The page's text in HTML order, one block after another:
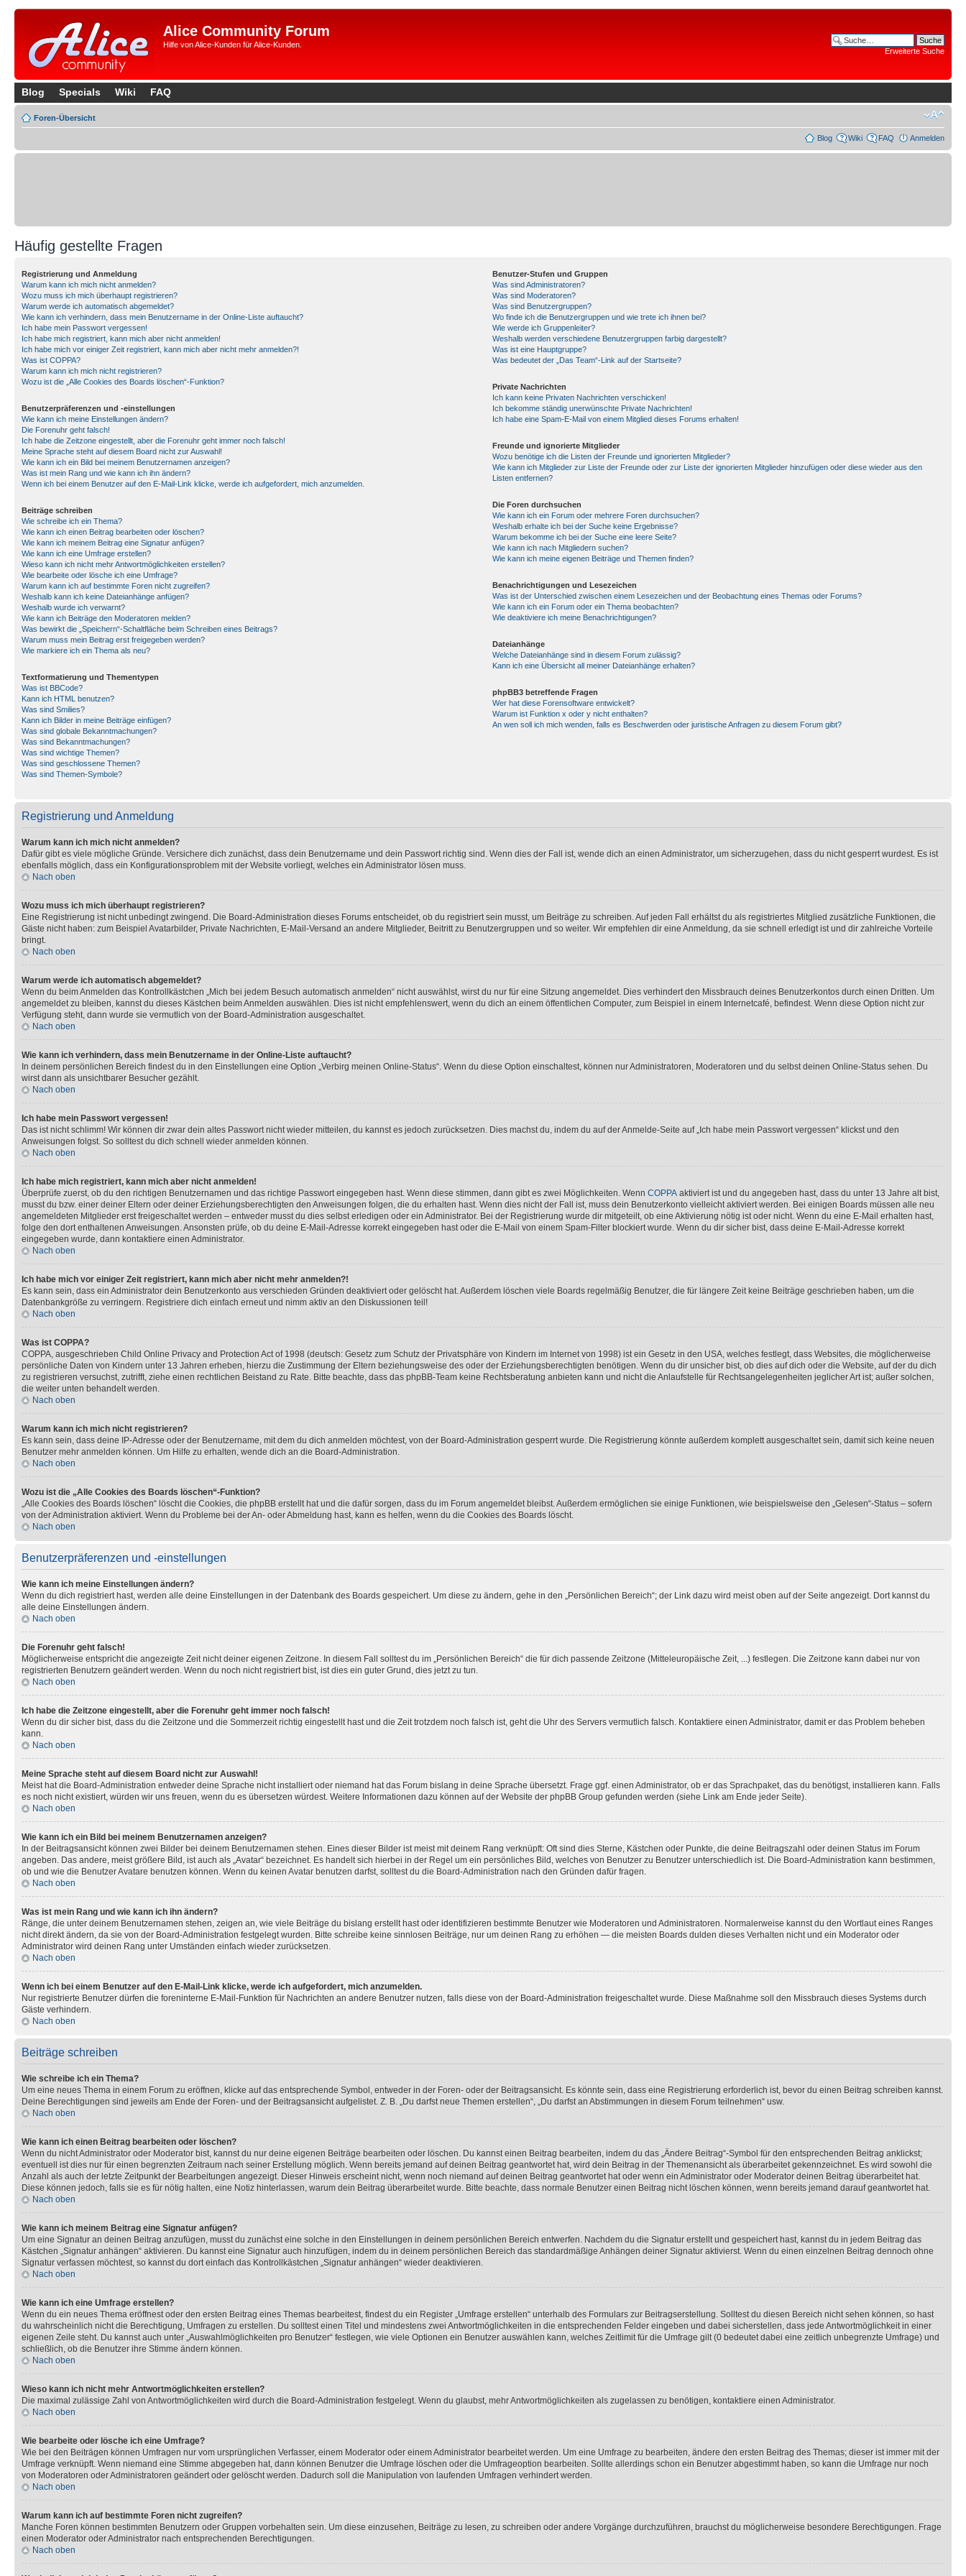
Alice Community Forum
Hilfe von Alice-Kunden für Alice-Kunden.
Erweiterte Suche
Blog Specials Wiki FAQ
Foren-Übersicht
Blog Wiki FAQ Anmelden
Häufig gestellte Fragen
Registrierung und Anmeldung
Warum kann ich mich nicht anmelden?
Wozu muss ich mich überhaupt registrieren?
Warum werde ich automatisch abgemeldet?
Wie kann ich verhindern, dass mein Benutzername in der Online-Liste auftaucht?
Ich habe mein Passwort vergessen!
Ich habe mich registriert, kann mich aber nicht anmelden!
Ich habe mich vor einiger Zeit registriert, kann mich aber nicht mehr anmelden?!
Was ist COPPA?
Warum kann ich mich nicht registrieren?
Wozu ist die „Alle Cookies des Boards löschen“-Funktion?
Benutzerpräferenzen und -einstellungen
Wie kann ich meine Einstellungen ändern?
Die Forenuhr geht falsch!
Ich habe die Zeitzone eingestellt, aber die Forenuhr geht immer noch falsch!
Meine Sprache steht auf diesem Board nicht zur Auswahl!
Wie kann ich ein Bild bei meinem Benutzernamen anzeigen?
Was ist mein Rang und wie kann ich ihn ändern?
Wenn ich bei einem Benutzer auf den E-Mail-Link klicke, werde ich aufgefordert, mich anzumelden.
Beiträge schreiben
Wie schreibe ich ein Thema?
Wie kann ich einen Beitrag bearbeiten oder löschen?
Wie kann ich meinem Beitrag eine Signatur anfügen?
Wie kann ich eine Umfrage erstellen?
Wieso kann ich nicht mehr Antwortmöglichkeiten erstellen?
Wie bearbeite oder lösche ich eine Umfrage?
Warum kann ich auf bestimmte Foren nicht zugreifen?
Weshalb kann ich keine Dateianhänge anfügen?
Weshalb wurde ich verwarnt?
Wie kann ich Beiträge den Moderatoren melden?
Was bewirkt die „Speichern“-Schaltfläche beim Schreiben eines Beitrags?
Warum muss mein Beitrag erst freigegeben werden?
Wie markiere ich ein Thema als neu?
Textformatierung und Thementypen
Was ist BBCode?
Kann ich HTML benutzen?
Was sind Smilies?
Kann ich Bilder in meine Beiträge einfügen?
Was sind globale Bekanntmachungen?
Was sind Bekanntmachungen?
Was sind wichtige Themen?
Was sind geschlossene Themen?
Was sind Themen-Symbole?
Benutzer-Stufen und Gruppen
Was sind Administratoren?
Was sind Moderatoren?
Was sind Benutzergruppen?
Wo finde ich die Benutzergruppen und wie trete ich ihnen bei?
Wie werde ich Gruppenleiter?
Weshalb werden verschiedene Benutzergruppen farbig dargestellt?
Was ist eine Hauptgruppe?
Was bedeutet der „Das Team“-Link auf der Startseite?
Private Nachrichten
Ich kann keine Privaten Nachrichten verschicken!
Ich bekomme ständig unerwünschte Private Nachrichten!
Ich habe eine Spam-E-Mail von einem Mitglied dieses Forums erhalten!
Freunde und ignorierte Mitglieder
Wozu benötige ich die Listen der Freunde und ignorierten Mitglieder?
Wie kann ich Mitglieder zur Liste der Freunde oder zur Liste der ignorierten Mitglieder hinzufügen oder diese wieder aus den
Listen entfernen?
Die Foren durchsuchen
Wie kann ich ein Forum oder mehrere Foren durchsuchen?
Weshalb erhalte ich bei der Suche keine Ergebnisse?
Warum bekomme ich bei der Suche eine leere Seite?
Wie kann ich nach Mitgliedern suchen?
Wie kann ich meine eigenen Beiträge und Themen finden?
Benachrichtigungen und Lesezeichen
Was ist der Unterschied zwischen einem Lesezeichen und der Beobachtung eines Themas oder Forums?
Wie kann ich ein Forum oder ein Thema beobachten?
Wie deaktiviere ich meine Benachrichtigungen?
Dateianhänge
Welche Dateianhänge sind in diesem Forum zulässig?
Kann ich eine Übersicht all meiner Dateianhänge erhalten?
phpBB3 betreffende Fragen
Wer hat diese Forensoftware entwickelt?
Warum ist Funktion x oder y nicht enthalten?
An wen soll ich mich wenden, falls es Beschwerden oder juristische Anfragen zu diesem Forum gibt?
Registrierung und Anmeldung
Warum kann ich mich nicht anmelden?
Dafür gibt es viele mögliche Gründe. Versichere dich zunächst, dass dein Benutzername und dein Passwort richtig sind. Wenn dies der Fall ist, wende dich an einen Administrator, um sicherzugehen, dass du nicht gesperrt wurdest. Es ist
ebenfalls möglich, dass ein Konfigurationsproblem mit der Website vorliegt, welches ein Administrator lösen muss.
Nach oben
Wozu muss ich mich überhaupt registrieren?
Eine Registrierung ist nicht unbedingt zwingend. Die Board-Administration dieses Forums entscheidet, ob du registriert sein musst, um Beiträge zu schreiben. Auf jeden Fall erhältst du als registriertes Mitglied zusätzliche Funktionen, die
Gäste nicht haben: zum Beispiel Avatarbilder, Private Nachrichten, E-Mail-Versand an andere Mitglieder, Beitritt zu Benutzergruppen und so weiter. Wir empfehlen dir eine Anmeldung, da sie schnell erledigt ist und dir zahlreiche Vorteile
bringt.
Nach oben
Warum werde ich automatisch abgemeldet?
Wenn du beim Anmelden das Kontrollkästchen „Mich bei jedem Besuch automatisch anmelden“ nicht auswählst, wirst du nur für eine Sitzung angemeldet. Dies verhindert den Missbrauch deines Benutzerkontos durch einen Dritten. Um
angemeldet zu bleiben, kannst du dieses Kästchen beim Anmelden auswählen. Dies ist nicht empfehlenswert, wenn du dich an einem öffentlichen Computer, zum Beispiel in einem Internetcafé, befindest. Wenn diese Option nicht zur
Verfügung steht, dann wurde sie vermutlich von der Board-Administration ausgeschaltet.
Nach oben
Wie kann ich verhindern, dass mein Benutzername in der Online-Liste auftaucht?
In deinem persönlichen Bereich findest du in den Einstellungen eine Option „Verbirg meinen Online-Status“. Wenn du diese Option einschaltest, können nur Administratoren, Moderatoren und du selbst deinen Online-Status sehen. Du
wirst dann als unsichtbarer Besucher gezählt.
Nach oben
Ich habe mein Passwort vergessen!
Das ist nicht schlimm! Wir können dir zwar dein altes Passwort nicht wieder mitteilen, du kannst es jedoch zurücksetzen. Dies machst du, indem du auf der Anmelde-Seite auf „Ich habe mein Passwort vergessen“ klickst und den
Anweisungen folgst. So solltest du dich schnell wieder anmelden können.
Nach oben
Ich habe mich registriert, kann mich aber nicht anmelden!
Überprüfe zuerst, ob du den richtigen Benutzernamen und das richtige Passwort eingegeben hast. Wenn diese stimmen, dann gibt es zwei Möglichkeiten. Wenn COPPA aktiviert ist und du angegeben hast, dass du unter 13 Jahre alt bist,
musst du bzw. einer deiner Eltern oder deiner Erziehungsberechtigten den Anweisungen folgen, die du erhalten hast. Wenn dies nicht der Fall ist, muss dein Benutzerkonto vielleicht aktiviert werden. Bei einigen Boards müssen alle neu
angemeldeten Mitglieder erst freigeschaltet werden – entweder musst du dies selbst erledigen oder ein Administrator. Bei der Registrierung wurde dir mitgeteilt, ob eine Aktivierung nötig ist oder nicht. Wenn du eine E-Mail erhalten hast,
folge den dort enthaltenen Anweisungen. Ansonsten prüfe, ob du deine E-Mail-Adresse korrekt eingegeben hast oder die E-Mail von einem Spam-Filter blockiert wurde. Wenn du dir sicher bist, dass deine E-Mail-Adresse korrekt
eingegeben wurde, dann kontaktiere einen Administrator.
Nach oben
Ich habe mich vor einiger Zeit registriert, kann mich aber nicht mehr anmelden?!
Es kann sein, dass ein Administrator dein Benutzerkonto aus verschieden Gründen deaktiviert oder gelöscht hat. Außerdem löschen viele Boards regelmäßig Benutzer, die für längere Zeit keine Beiträge geschrieben haben, um die
Datenbankgröße zu verringern. Registriere dich einfach erneut und nimm aktiv an den Diskussionen teil!
Nach oben
Was ist COPPA?
COPPA, ausgeschrieben Child Online Privacy and Protection Act of 1998 (deutsch: Gesetz zum Schutz der Privatsphäre von Kindern im Internet von 1998) ist ein Gesetz in den USA, welches festlegt, dass Websites, die möglicherweise
persönliche Daten von Kindern unter 13 Jahren erheben, hierzu die Zustimmung der Eltern beziehungsweise des oder der Erziehungsberechtigten benötigen. Wenn du dir unsicher bist, ob dies auf dich oder die Website, auf der du dich
zu registrieren versuchst, zutrifft, ziehe einen rechtlichen Beistand zu Rate. Bitte beachte, dass das phpBB-Team keine Rechtsberatung anbieten kann und nicht die Anlaufstelle für Rechtsangelegenheiten jeglicher Art ist; außer solchen,
die weiter unten behandelt werden.
Nach oben
Warum kann ich mich nicht registrieren?
Es kann sein, dass deine IP-Adresse oder der Benutzername, mit dem du dich anmelden möchtest, von der Board-Administration gesperrt wurde. Die Registrierung könnte außerdem komplett ausgeschaltet sein, damit sich keine neuen
Benutzer mehr anmelden können. Um Hilfe zu erhalten, wende dich an die Board-Administration.
Nach oben
Wozu ist die „Alle Cookies des Boards löschen“-Funktion?
„Alle Cookies des Boards löschen“ löscht die Cookies, die phpBB erstellt hat und die dafür sorgen, dass du im Forum angemeldet bleibst. Außerdem ermöglichen sie einige Funktionen, wie beispielsweise den „Gelesen“-Status – sofern
von der Administration aktiviert. Wenn du Probleme bei der An- oder Abmeldung hast, kann es helfen, wenn du die Cookies des Boards löscht.
Nach oben
Benutzerpräferenzen und -einstellungen
Wie kann ich meine Einstellungen ändern?
Wenn du dich registriert hast, werden alle deine Einstellungen in der Datenbank des Boards gespeichert. Um diese zu ändern, gehe in den „Persönlichen Bereich“; der Link dazu wird meist oben auf der Seite angezeigt. Dort kannst du
alle deine Einstellungen ändern.
Nach oben
Die Forenuhr geht falsch!
Möglicherweise entspricht die angezeigte Zeit nicht deiner eigenen Zeitzone. In diesem Fall solltest du im „Persönlichen Bereich“ die für dich passende Zeitzone (Mitteleuropäische Zeit, ...) festlegen. Die Zeitzone kann dabei nur von
registrierten Benutzern geändert werden. Wenn du noch nicht registriert bist, ist dies ein guter Grund, dies jetzt zu tun.
Nach oben
Ich habe die Zeitzone eingestellt, aber die Forenuhr geht immer noch falsch!
Wenn du dir sicher bist, dass du die Zeitzone und die Sommerzeit richtig eingestellt hast und die Zeit trotzdem noch falsch ist, geht die Uhr des Servers vermutlich falsch. Kontaktiere einen Administrator, damit er das Problem beheben
kann.
Nach oben
Meine Sprache steht auf diesem Board nicht zur Auswahl!
Meist hat die Board-Administration entweder deine Sprache nicht installiert oder niemand hat das Forum bislang in deine Sprache übersetzt. Frage ggf. einen Administrator, ob er das Sprachpaket, das du benötigst, installieren kann. Falls
es noch nicht existiert, würden wir uns freuen, wenn du es übersetzen würdest. Weitere Informationen dazu können auf der Website der phpBB Group gefunden werden (siehe Link am Ende jeder Seite).
Nach oben
Wie kann ich ein Bild bei meinem Benutzernamen anzeigen?
In der Beitragsansicht können zwei Bilder bei deinem Benutzernamen stehen. Eines dieser Bilder ist meist mit deinem Rang verknüpft: Oft sind dies Sterne, Kästchen oder Punkte, die deine Beitragszahl oder deinen Status im Forum
angeben. Das andere, meist größere Bild, ist auch als „Avatar“ bezeichnet. Es handelt sich hierbei in der Regel um ein persönliches Bild, welches von Benutzer zu Benutzer unterschiedlich ist. Die Board-Administration kann bestimmen,
ob und wie die Benutzer Avatare benutzen können. Wenn du keinen Avatar benutzen darfst, solltest du die Board-Administration nach den Gründen dafür fragen.
Nach oben
Was ist mein Rang und wie kann ich ihn ändern?
Ränge, die unter deinem Benutzernamen stehen, zeigen an, wie viele Beiträge du bislang erstellt hast oder identifizieren bestimmte Benutzer wie Moderatoren und Administratoren. Normalerweise kannst du den Wortlaut eines Ranges
nicht direkt ändern, da sie von der Board-Administration festgelegt wurden. Bitte schreibe keine sinnlosen Beiträge, nur um deinen Rang zu erhöhen — die meisten Boards dulden dieses Verhalten nicht und ein Moderator oder
Administrator wird deinen Rang unter Umständen einfach wieder zurücksetzen.
Nach oben
Wenn ich bei einem Benutzer auf den E-Mail-Link klicke, werde ich aufgefordert, mich anzumelden.
Nur registrierte Benutzer dürfen die foreninterne E-Mail-Funktion für Nachrichten an andere Benutzer nutzen, falls diese von der Board-Administration freigeschaltet wurde. Diese Maßnahme soll den Missbrauch dieses Systems durch
Gäste verhindern.
Nach oben
Beiträge schreiben
Wie schreibe ich ein Thema?
Um eine neues Thema in einem Forum zu eröffnen, klicke auf das entsprechende Symbol, entweder in der Foren- oder der Beitragsansicht. Es könnte sein, dass eine Registrierung erforderlich ist, bevor du einen Beitrag schreiben kannst.
Deine Berechtigungen sind jeweils am Ende der Foren- und der Beitragsansicht aufgelistet. Z. B. „Du darfst neue Themen erstellen“, „Du darfst an Abstimmungen in diesem Forum teilnehmen“ usw.
Nach oben
Wie kann ich einen Beitrag bearbeiten oder löschen?
Wenn du nicht Administrator oder Moderator bist, kannst du nur deine eigenen Beiträge bearbeiten oder löschen. Du kannst einen Beitrag bearbeiten, indem du das „Ändere Beitrag“-Symbol für den entsprechenden Beitrag anklickst;
eventuell ist dies nur für einen begrenzten Zeitraum nach seiner Erstellung möglich. Wenn bereits jemand auf deinen Beitrag geantwortet hat, wird dein Beitrag in der Themenansicht als überarbeitet gekennzeichnet. Es wird sowohl die
Anzahl als auch der letzte Zeitpunkt der Bearbeitungen angezeigt. Dieser Hinweis erscheint nicht, wenn noch niemand auf deinen Beitrag geantwortet hat oder wenn ein Administrator oder Moderator deinen Beitrag überarbeitet hat.
Diese können jedoch, falls sie es für nötig halten, eine Notiz hinterlassen, warum dein Beitrag überarbeitet wurde. Bitte beachte, dass normale Benutzer einen Beitrag nicht löschen können, wenn bereits jemand darauf geantwortet hat.
Nach oben
Wie kann ich meinem Beitrag eine Signatur anfügen?
Um eine Signatur an deinen Beitrag anzufügen, musst du zunächst eine solche in den Einstellungen in deinem persönlichen Bereich entwerfen. Nachdem du die Signatur erstellt und gespeichert hast, kannst du in jedem Beitrag das
Kästchen „Signatur anhängen“ aktivieren. Du kannst eine Signatur auch hinzufügen, indem du in deinem persönlichen Bereich das standardmäßige Anhängen deiner Signatur aktivierst. Wenn du einen einzelnen Beitrag dennoch ohne
Signatur verfassen möchtest, so kannst du dort einfach das Kontrollkästchen „Signatur anhängen“ wieder deaktivieren.
Nach oben
Wie kann ich eine Umfrage erstellen?
Wenn du ein neues Thema eröffnest oder den ersten Beitrag eines Themas bearbeitest, findest du ein Register „Umfrage erstellen“ unterhalb des Formulars zur Beitragserstellung. Solltest du diesen Bereich nicht sehen können, so hast
du wahrscheinlich nicht die Berechtigung, Umfragen zu erstellen. Du solltest einen Titel und mindestens zwei Antwortmöglichkeiten in die entsprechenden Felder eingeben und dabei sicherstellen, dass jede Antwortmöglichkeit in einer
eigenen Zeile steht. Du kannst auch unter „Auswahlmöglichkeiten pro Benutzer“ festlegen, wie viele Optionen ein Benutzer auswählen kann, welches Zeitlimit für die Umfrage gilt (0 bedeutet dabei eine zeitlich unbegrenzte Umfrage) und
schließlich, ob die Benutzer ihre Stimme ändern können.
Nach oben
Wieso kann ich nicht mehr Antwortmöglichkeiten erstellen?
Die maximal zulässige Zahl von Antwortmöglichkeiten wird durch die Board-Administration festgelegt. Wenn du glaubst, mehr Antwortmöglichkeiten als zugelassen zu benötigen, kontaktiere einen Administrator.
Nach oben
Wie bearbeite oder lösche ich eine Umfrage?
Wie bei den Beiträgen können Umfragen nur vom ursprünglichen Verfasser, einem Moderator oder einem Administrator bearbeitet werden. Um eine Umfrage zu bearbeiten, ändere den ersten Beitrag des Themas; dieser ist immer mit der
Umfrage verknüpft. Wenn niemand eine Stimme abgegeben hat, dann können Benutzer die Umfrage löschen oder die Umfrageoption bearbeiten. Sollte allerdings schon ein Benutzer abgestimmt haben, so kann die Umfrage nur noch
von Moderatoren oder Administratoren geändert oder gelöscht werden. Dadurch soll die Manipulation von laufenden Umfragen verhindert werden.
Nach oben
Warum kann ich auf bestimmte Foren nicht zugreifen?
Manche Foren können bestimmten Benutzern oder Gruppen vorbehalten sein. Um diese einzusehen, Beiträge zu lesen, zu schreiben oder andere Vorgänge durchzuführen, brauchst du möglicherweise besondere Berechtigungen. Frage
einen Moderator oder Administrator nach entsprechenden Berechtigungen.
Nach oben